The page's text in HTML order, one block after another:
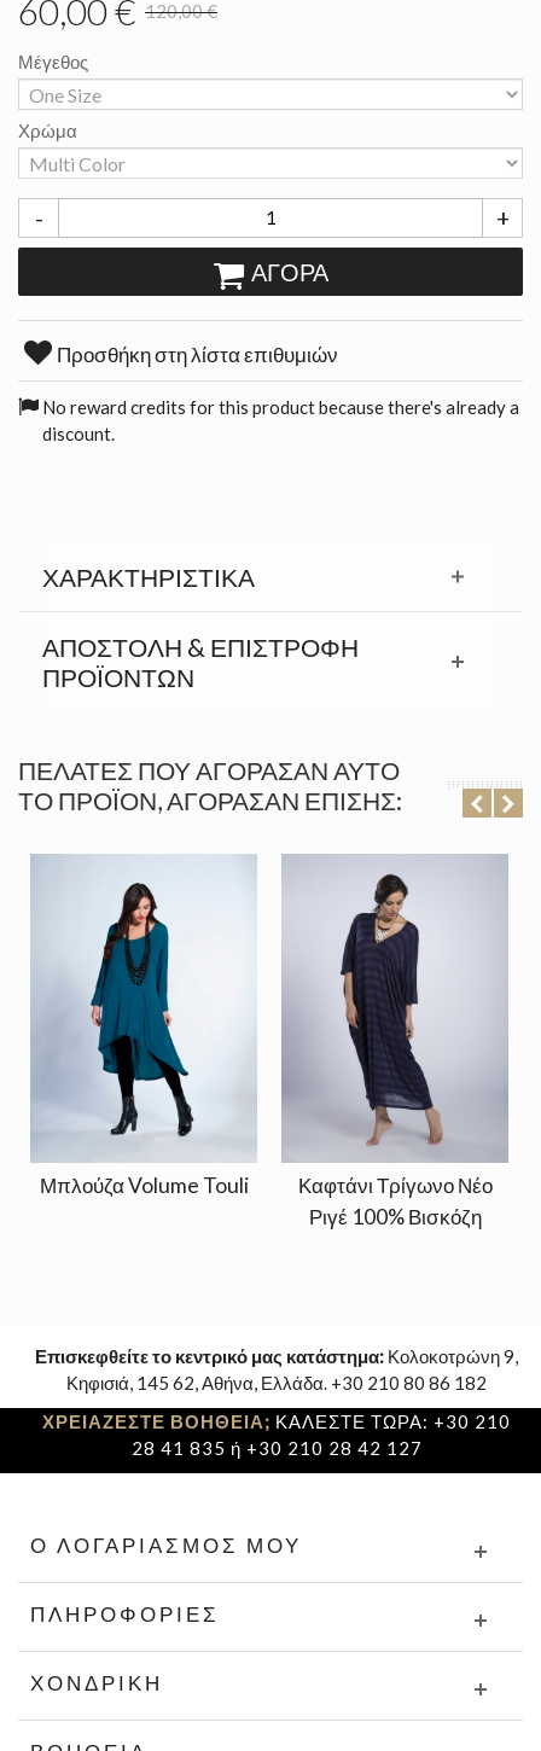
60,00 € 120,00 €
Μέγεθος
Χρώμα
- +
ΑΓΟΡΆ
Προσθήκη στη λίστα επιθυμιών
No reward credits for this product because there's already a
discount.
ΧΑΡΑΚΤΗΡΙΣΤΙΚΆ
ΑΠΟΣΤΟΛΉ & ΕΠΙΣΤΡΟΦΉ
ΠΡΟΪΟΝΤΩΝ
ΠΕΛΆΤΕΣ ΠΟΥ ΑΓΌΡΑΣΑΝ ΑΥΤΌ
ΤΟ ΠΡΟΪΌΝ, ΑΓΌΡΑΣΑΝ ΕΠΊΣΗΣ:
Μπλούζα Volume Touli
Καφτάνι Τρίγωνο Νέο
Ριγέ 100% Βισκόζη
Επισκεφθείτε το κεντρικό μας κατάστημα: Κολοκοτρώνη 9,
Κηφισιά, 145 62, Αθήνα, Ελλάδα. +30 210 80 86 182
ΧΡΕΙΑΖΕΣΤΕ ΒΟΗΘΕΙΑ; ΚΑΛΕΣΤΕ ΤΩΡΑ: +30 210
28 41 835 ή +30 210 28 42 127
Ο ΛΟΓΑΡΙΑΣΜΌΣ ΜΟΥ
ΠΛΗΡΟΦΟΡΊΕΣ
ΧΟΝΔΡΙΚΉ